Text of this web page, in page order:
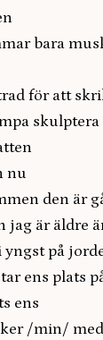
bara
för att
nu
den är
jag är äldre
yngst på
ens plats
ens
/min/